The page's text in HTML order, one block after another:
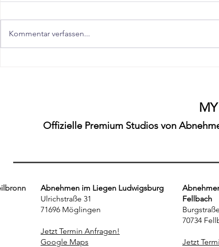
Kommentar verfassen...
Offizielle Premium Studios von
Abnehmen im Liegen Ludwigsburg
Ulrichstraße 31
71696 Möglingen
Jetzt Termin Anfragen!
Google Maps
Fellbach
70734
Jetzt